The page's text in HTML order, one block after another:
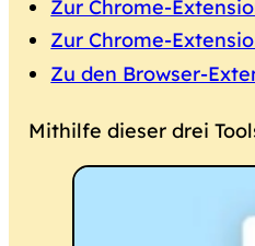
Zur Chrome-
Zur Chrome-
Zu den Browser-
Mithilfe dieser drei